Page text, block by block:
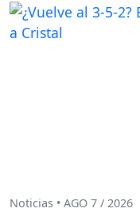
Noticias • AGO 7 / 2026